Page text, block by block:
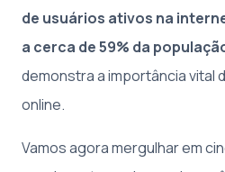
de usuários ativos na
a cerca de 59% da
demonstra a importância vital
online.
Vamos agora mergulhar em